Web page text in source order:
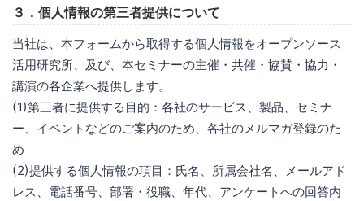
３．個人情報の第三者提供について
当社は、本フォームから取得する個人情報をオープンソース
活用研究所、及び、本セミナーの主催・共催・協賛・協力・
講演の各企業へ提供します。
(1)第三者に提供する目的：各社のサービス、製品、セミナ
ー、イベントなどのご案内のため、各社のメルマガ登録のた
め
(2)提供する個人情報の項目：氏名、所属会社名、メールアド
レス、電話番号、部署・役職、年代、アンケートへの回答内